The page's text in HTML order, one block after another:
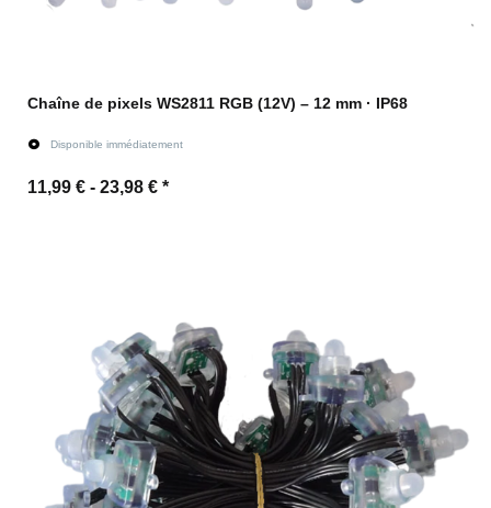
Chaîne de pixels WS2811 RGB (12V) – 12 mm · IP68
Disponible immédiatement
11,99 € - 23,98 € *